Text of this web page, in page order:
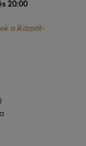
20:00
a Kárpát-